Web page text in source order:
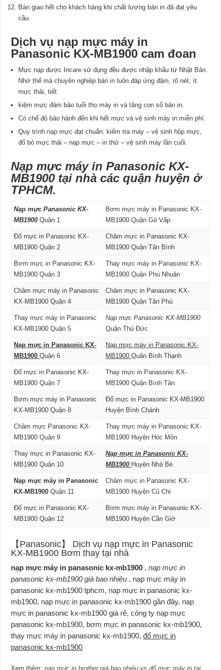
Bàn giao hết cho khách hàng khi chất lượng bản in đã đạt yêu
cầu.
Dịch vụ nạp mực máy in
Panasonic KX-MB1900 cam đoan
Mực nạp được Incare sử dụng đều được nhập khẩu từ Nhật Bản.
Nhờ thế mà chuyên nghiệp bản in luôn đáp ứng đậm, rõ nét, ít
mực thải, tiết
kiệm mực đảm bảo tuổi thọ máy in và tăng con số bản in.
Có chế độ bảo hành đến khi hết mực và vệ sinh máy in miễn phí.
Quy trình nạp mực đạt chuẩn: kiểm tra máy – vệ sinh hộp mực,
đổ bỏ mực thải – nạp mực – in thử – vệ sinh máy lần cuối.
Nạp mực máy in Panasonic KX-
MB1900 tại nhà các quận huyện ở
TPHCM.
Nạp mực Panasonic KX-
MB1900Quận 1
Bơm mực máy in Panasonic KX-
MB1900 Quận Gò Vấp
Đổ mực in Panasonic KX-
MB1900 Quận 2
Châm mực in Panasonic KX-
MB1900 Quận Tân Bình
Bơm mực in Panasonic KX-
MB1900 Quận 3
Thay mực máy in Panasonic KX-
MB1900 Quận Phú Nhuận
Châm mực máy in Panasonic
KX-MB1900 Quận 4
Châm mực in Panasonic KX-
MB1900 Quận Tân Phú
Thay mực máy in Panasonic
KX-MB1900 Quận 5
Nạp mực Panasonic KX-MB1900
Quận Thủ Đức
Nạp mực in Panasonic KX-
MB1900Quận 6
Nạp mực máy in Panasonic KX-
MB1900Quận Bình Thạnh
Đổ mực in Panasonic KX-
MB1900 Quận 7
Thay mực in Panasonic KX-
MB1900 Quận Bình Tân
Bơm mực máy in Panasonic
KX-MB1900 Quận 8
Đổ mực in Panasonic KX-MB1900
Huyện Bình Chánh
Châm mực Panasonic KX-
MB1900 Quận 9
Thay mực máy in Panasonic KX-
MB1900 Huyện Hóc Môn
Thay mực in Panasonic KX-
MB1900 Quận 10
Nạp mực in Panasonic KX-
MB1900 Huyện Nhà Bè
Nạp mực máy in Panasonic
KX-MB1900Quận 11
Châm mực in Panasonic KX-
MB1900 Huyện Củ Chi
Đổ mực in Panasonic KX-
MB1900 Quận 12
Bơm mực máy in Panasonic KX-
MB1900 Huyện Cần Giờ
【Panasonic】 Dịch vụ nạp mực in Panasonic
KX-MB1900 Bơm thay tại nhà
nạp mực máy in panasonic kx-mb1900 ,nạp mực in
panasonic kx-mb1900 giá bao nhiêu , nạp mực máy in
panasonic kx-mb1900 tphcm, nạp mực in panasonic kx-
mb1900, nạp mực in panasonic kx-mb1900 gần đây, nạp
mực in panasonic kx-mb1900 giá rẻ, công ty nạp mực
panasonic kx-mb1900, bơm mực in panasonic kx-mb1900,
thay mực máy in panasonic kx-mb1900,đổ mực in
panasonic kx-mb1900
Xem thêm:nạp mực in brother giá bao nhiêu vsđổ mực máy in tại